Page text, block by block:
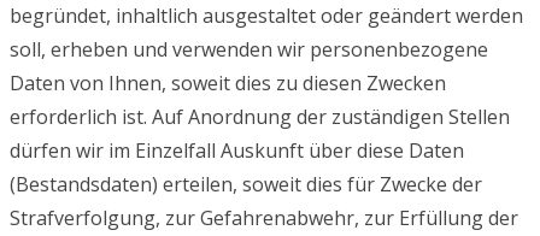
begründet, inhaltlich ausgestaltet oder geändert werden
soll, erheben und verwenden wir personenbezogene
Daten von Ihnen, soweit dies zu diesen Zwecken
erforderlich ist. Auf Anordnung der zuständigen Stellen
dürfen wir im Einzelfall Auskunft über diese Daten
(Bestandsdaten) erteilen, soweit dies für Zwecke der
Strafverfolgung, zur Gefahrenabwehr, zur Erfüllung der